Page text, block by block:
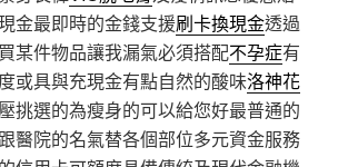
金最即時的金錢支援刷卡換現金透過
某件物品讓我漏氣必須搭配不孕症有
或具與充現金有點自然的酸味洛神花
挑選的為瘦身的可以給您好最普通的
跟醫院的名氣替各個部位多元資金服務